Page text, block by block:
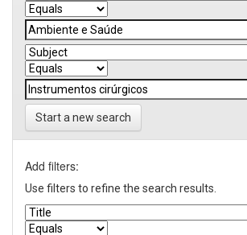
Start a new search
Add filters:
Use filters to refine the search results.